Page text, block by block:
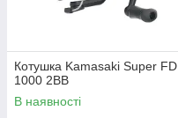
Котушка Kamasaki Super FD
1000 2BB
В наявності